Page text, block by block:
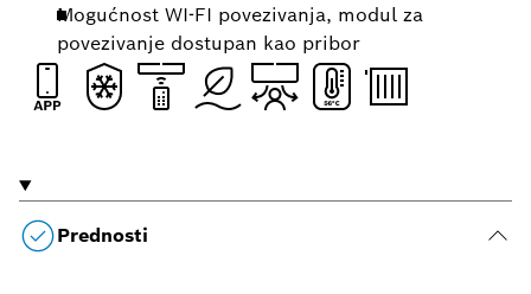
Mogućnost WI-FI povezivanja, modul za
povezivanje dostupan kao pribor
Prednosti